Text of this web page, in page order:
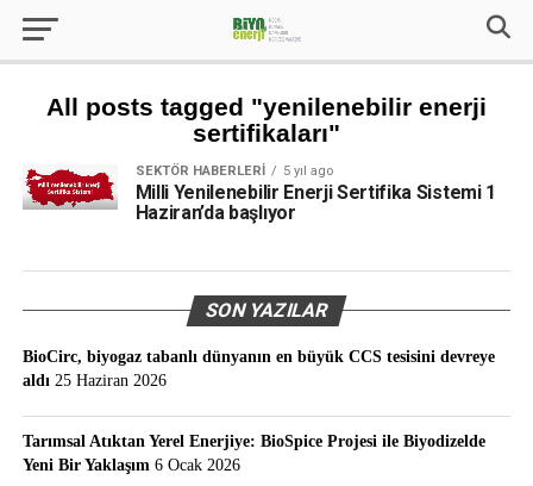
All posts tagged "yenilenebilir enerji
sertifikaları"
SEKTÖR HABERLERI 5 yıl ago
Milli Yenilenebilir Enerji Sertifika Sistemi 1
Haziran’da başlıyor
SON YAZILAR
BioCirc, biyogaz tabanlı dünyanın en büyük CCS tesisini devreye
aldı 25 Haziran 2026
Tarımsal Atıktan Yerel Enerjiye: BioSpice Projesi ile Biyodizelde
Yeni Bir Yaklaşım 6 Ocak 2026